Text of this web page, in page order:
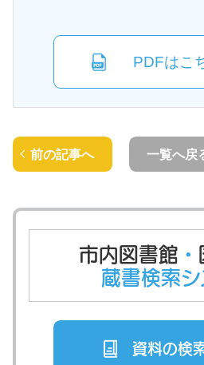
PDFはこ
前の記事へ 一覧へ戻
市内図書館 ・
蔵書検索シ
資料の検